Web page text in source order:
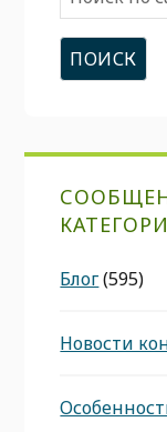
по
сайту
Блог(595)
Новости